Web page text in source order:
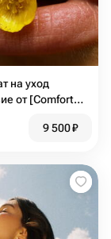
на уход
от [Comfort
9 500₽